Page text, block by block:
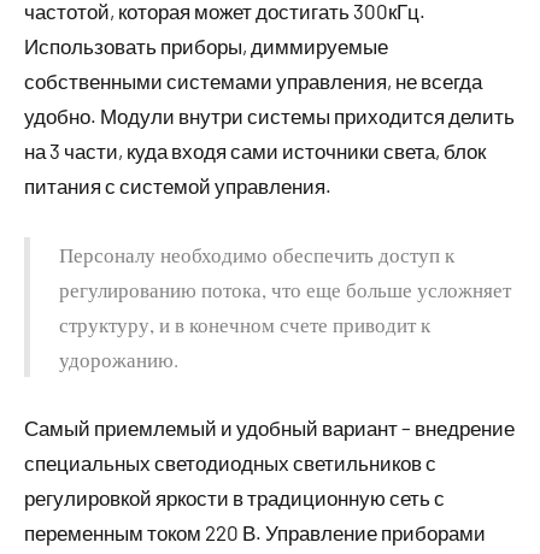
частотой, которая может достигать 300кГц.
Использовать приборы, диммируемые
собственными системами управления, не всегда
удобно. Модули внутри системы приходится делить
на 3 части, куда входя сами источники света, блок
питания с системой управления.
Персоналу необходимо обеспечить доступ к
регулированию потока, что еще больше усложняет
структуру, и в конечном счете приводит к
удорожанию.
Самый приемлемый и удобный вариант – внедрение
специальных светодиодных светильников с
регулировкой яркости в традиционную сеть с
переменным током 220 В. Управление приборами